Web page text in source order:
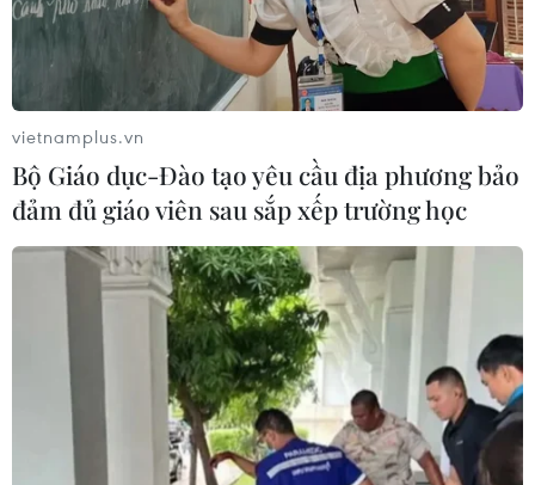
vietnamplus.vn
Bộ Giáo dục-Đào tạo yêu cầu địa phương bảo
đảm đủ giáo viên sau sắp xếp trường học